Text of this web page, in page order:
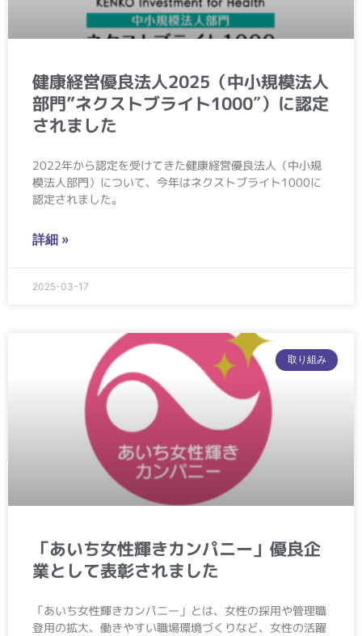
健康経営優良法人2025（中小規模法人
部門”ネクストブライト1000″）に認定
されました
2022年から認定を受けてきた健康経営優良法人（中小規
模法人部門）について、今年はネクストブライト1000に
認定されました。
詳細 »
2025-03-17
取り組み
「あいち女性輝きカンパニー」優良企
業として表彰されました
「あいち女性輝きカンパニー」とは、女性の採用や管理職
登用の拡大、働きやすい職場環境づくりなど、女性の活躍